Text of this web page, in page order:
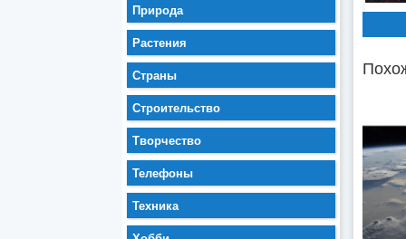
Природа
Растения
Страны
Строительство
Творчество
Телефоны
Техника